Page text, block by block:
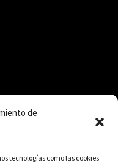
de
tecnologías como las cookies